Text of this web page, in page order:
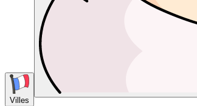
Villes